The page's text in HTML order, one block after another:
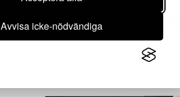
Avvisa icke-nödvändiga